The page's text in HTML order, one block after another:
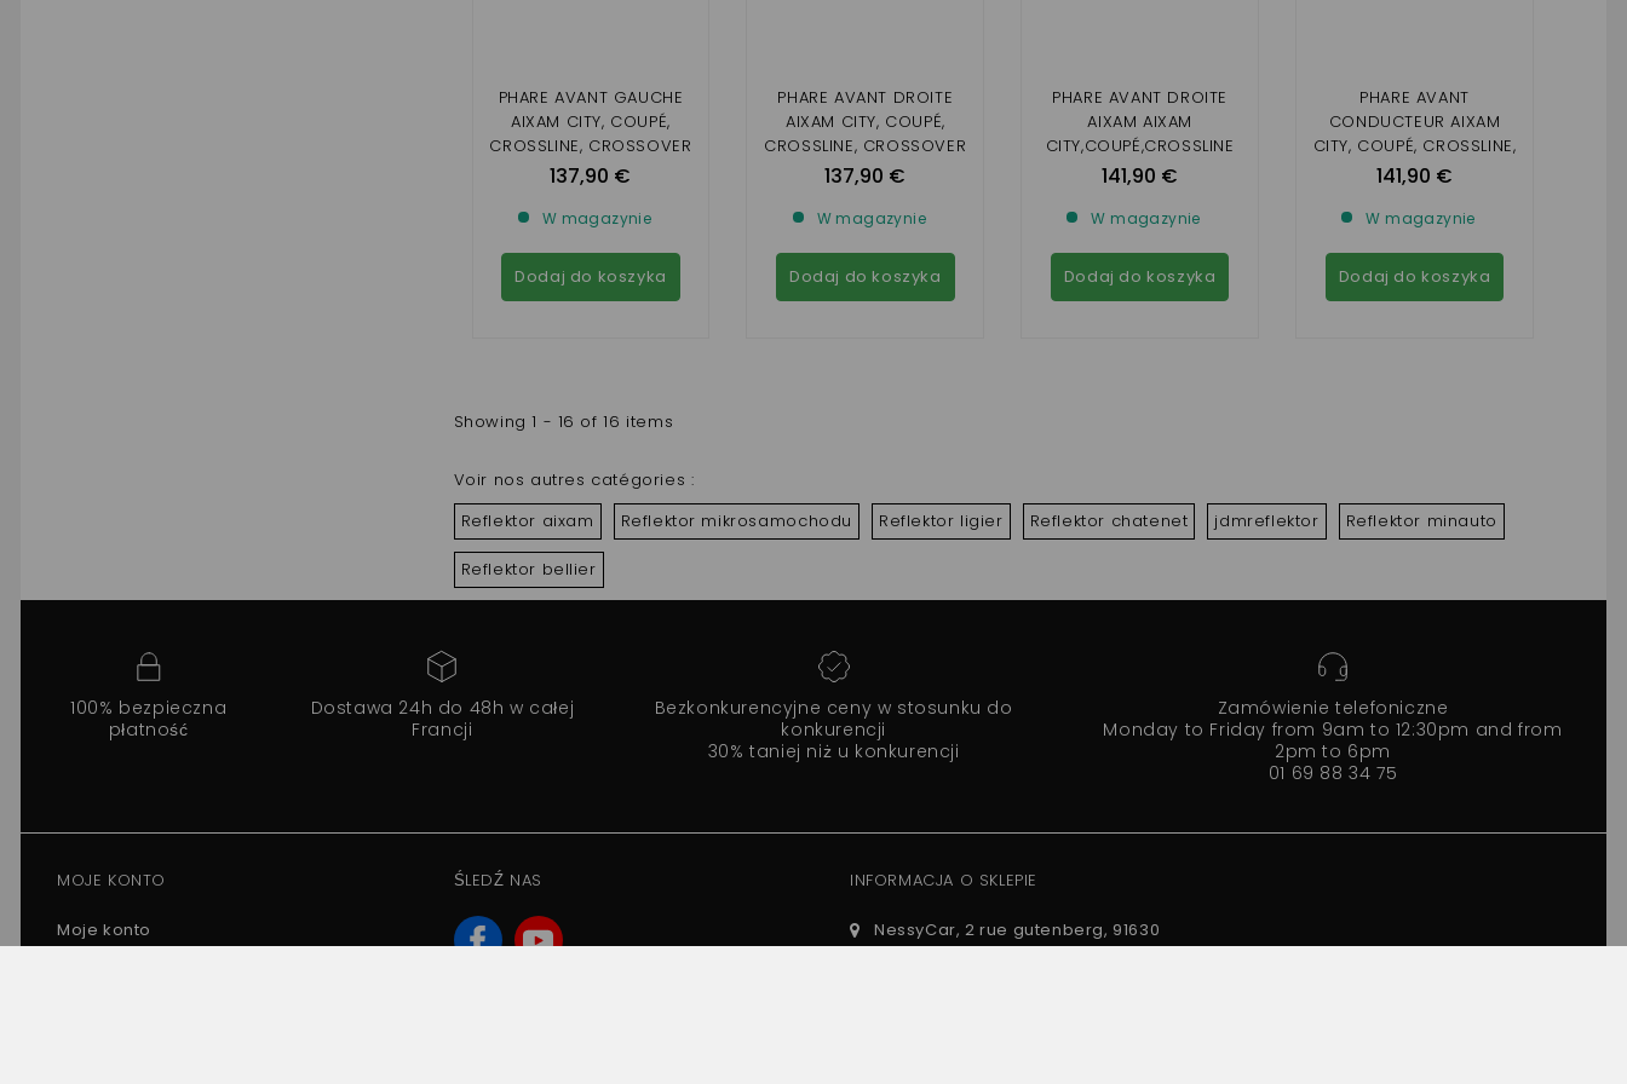
PHARE AVANT GAUCHE
AIXAM CITY, COUPÉ,
CROSSLINE, CROSSOVER
FOND CHROMÉ
2020)
137,90 €
W magazynie
Dodaj do koszyka
PHARE AVANT DROITE
AIXAM CITY, COUPÉ,
CROSSLINE, CROSSOVER
FOND CHROMÉ
2020)
137,90 €
W magazynie
Dodaj do koszyka
PHARE AVANT DROITE
AIXAM AIXAM
CITY,COUPÉ,CROSSLINE
,CROSSOVER FOND NOIR
2020)
141,90 €
W magazynie
Dodaj do koszyka
PHARE AVANT
CONDUCTEUR AIXAM
CITY, COUPÉ, CROSSLINE,
CROSSOVER FOND NOIR
2020)
141,90 €
W magazynie
Dodaj do koszyka
Showing 1 - 16 of 16 items
Voir nos autres catégories :
Reflektor aixam
Reflektor mikrosamochodu Reflektor ligier Reflektor chatenet jdmreflektor Reflektor minauto
Reflektor bellier
100% bezpieczna
płatność
Dostawa 24h do 48h w całej
Francji
Bezkonkurencyjne ceny w stosunku do
konkurencji
30% taniej niż u konkurencji
Zamówienie telefoniczne
Monday to Friday from 9am to 12:30pm and from
2pm to 6pm
01 69 88 34 75
MOJE KONTO
Moje konto
ŚLEDŹ NAS INFORMACJA O SKLEPIE
NessyCar, 2 rue gutenberg, 91630